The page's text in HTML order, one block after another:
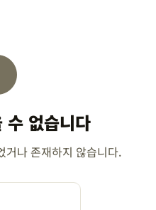
수 없습니다
거나 존재하지 않습니다.